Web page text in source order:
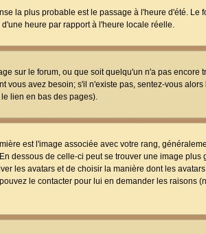
la plus probable est le passage à l'heure d'été. Le
heure par rapport à l'heure locale réelle.
sur le forum, ou que soit quelqu'un n'a pas encore
vous avez besoin; s'il n'existe pas, sentez-vous
lien en bas des pages).
est l'image associée avec votre rang,
dessous de celle-ci peut se trouver une image plus
les avatars et de choisir la manière dont les
le contacter pour lui en demander les raisons